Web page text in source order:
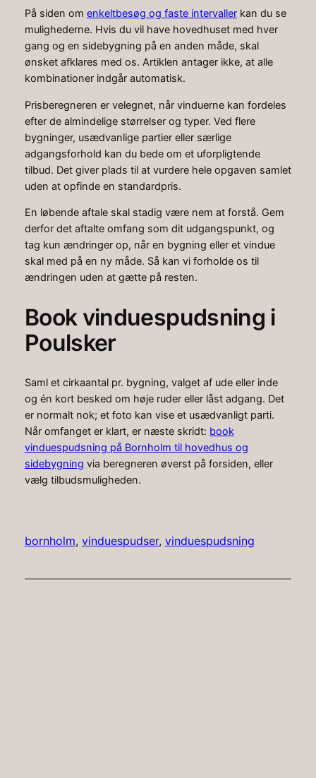
På siden om enkeltbesøg og faste intervallerkan du se
mulighederne. Hvis du vil have hovedhuset med hver
gang og en sidebygning på en anden måde, skal
ønsket afklares med os. Artiklen antager ikke, at alle
kombinationer indgår automatisk.
Prisberegneren er velegnet, når vinduerne kan fordeles
efter de almindelige størrelser og typer. Ved flere
bygninger, usædvanlige partier eller særlige
adgangsforhold kan du bede om et uforpligtende
tilbud. Det giver plads til at vurdere hele opgaven samlet
uden at opfinde en standardpris.
En løbende aftale skal stadig være nem at forstå. Gem
derfor det aftalte omfang som dit udgangspunkt, og
tag kun ændringer op, når en bygning eller et vindue
skal med på en ny måde. Så kan vi forholde os til
ændringen uden at gætte på resten.
Book vinduespudsning i
Poulsker
Saml et cirkaantal pr. bygning, valget af ude eller inde
og én kort besked om høje ruder eller låst adgang. Det
er normalt nok; et foto kan vise et usædvanligt parti.
Når omfanget er klart, er næste skridt: book
vinduespudsning på Bornholm til hovedhus og
sidebygning via beregneren øverst på forsiden, eller
vælg tilbudsmuligheden.
bornholm, vinduespudser, vinduespudsning